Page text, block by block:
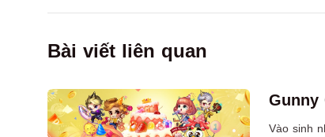
Bài viết liên quan
Gunny
Vào sinh